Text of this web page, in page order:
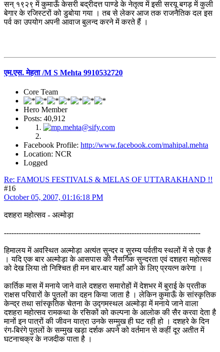
सन् १९२९ में कुमाऊँ केसरी बद्रीदत्त पाण्डे के नेतृत्व में इसी सरयू बगड़ में कुली
बेगार के रजिस्टरों को डुबोया गया । तब से लेकर आज तक राजनैतिक दल इस
पर्व का उपयोग अपनी आवाज बुलन्द करने में करते हैं ।
एम.एस. मेहता /M S Mehta 9910532720
Core Team
Hero Member
Posts: 40,912
Facebook Profile: http://www.facebook.com/mahipal.mehta
Location: NCR
Logged
Re: FAMOUS FESTIVALS & MELAS OF UTTARAKHAND !!
#16
October 05, 2007, 01:16:18 PM
दशहरा महोत्सव - अल्मोड़ा
--------------------------------------------------------------------------------
हिमालय में अवस्थित अल्मोड़ा अत्यंत सुन्दर व सुरम्य पर्वतीय स्थलों में से एक है
। यदि एक बार अल्मोड़ा के आसपास की नैसर्गिक सुन्दरता एवं दशहरा महोत्सव
को देख लिया तो निश्चित ही मन बार-बार यहाँ आने के लिए प्रयत्न करेगा ।
कार्तिक मास में मनाये जाने वाले दशहरा समारोहों में देशभर में बुराई के प्रतीक
राक्षस परिवारों के पुतलों का दहन किया जाता है । लेकिन कुमाऊँ के सांस्कृतिक
केन्द्र तथा सांस्कृतिक चेतना के उद्गमस्थल अल्मोड़ा में मनाये जाने वाला
दशहरा महोत्सव रामकथा के रसिकों को कल्पना के आलोक की सैर करवा देता है
मानों इन पात्रों की जीवन यात्रा उनके सम्मुख ही घट रही हो । दशहरे के दिन
रंग-बिरंगे पुतलों के सम्मुख खड़ा दर्शक अपने को वर्तमान से कहीं दूर अतीत में
घटनाचक्र के नजदीक पाता है ।